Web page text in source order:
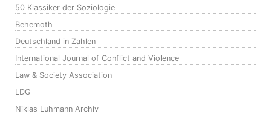
50 Klassiker der Soziologie
Behemoth
Deutschland in Zahlen
International Journal of Conflict and Violence
Law & Society Association
LDG
Niklas Luhmann Archiv